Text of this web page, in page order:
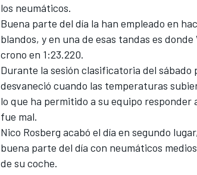
los neumáticos.
Buena parte del día la han empleado en
blandos, y en una de esas tandas es
crono en 1:23.220.
Durante la sesión clasificatoria del
desvaneció cuando las temperaturas
lo que ha permitido a su equipo responder
fue mal.
Nico Rosberg acabó el día en segundo
buena parte del día con neumáticos
de su coche.